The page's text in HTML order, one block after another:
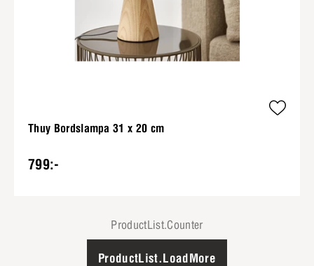
Thuy Bordslampa 31 x 20 cm
799:-
ProductList.Counter
ProductList.LoadMore